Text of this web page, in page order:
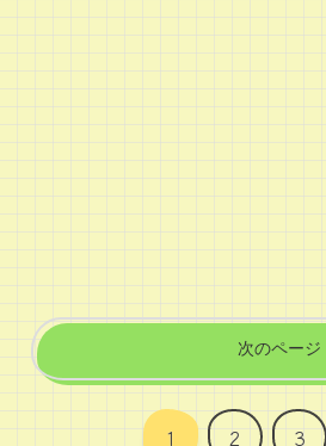
次のページ
1 2 3